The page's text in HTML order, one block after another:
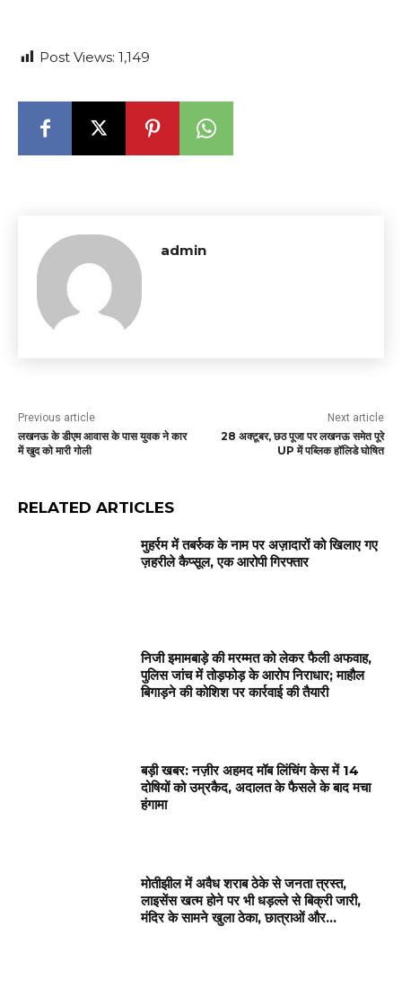
Post Views: 1,149
admin
Previous article
लखनऊ के डीएम आवास के पास युवक ने कार
में खुद को मारी गोली
Next article
28 अक्टूबर, छठ पूजा पर लखनऊ समेत पूरे
UP में पब्लिक हॉलिडे घोषित
RELATED ARTICLES
मुहर्रम में तबर्रुक के नाम पर अज़ादारों को खिलाए गए
ज़हरीले कैप्सूल, एक आरोपी गिरफ्तार
निजी इमामबाड़े की मरम्मत को लेकर फैली अफवाह,
पुलिस जांच में तोड़फोड़ के आरोप निराधार; माहौल
बिगाड़ने की कोशिश पर कार्रवाई की तैयारी
बड़ी खबर: नज़ीर अहमद मॉब लिंचिंग केस में 14
दोषियों को उम्रकैद, अदालत के फैसले के बाद मचा
हंगामा
मोतीझील में अवैध शराब ठेके से जनता त्रस्त,
लाइसेंस खत्म होने पर भी धड़ल्ले से बिक्री जारी,
मंदिर के सामने खुला ठेका, छात्राओं और...